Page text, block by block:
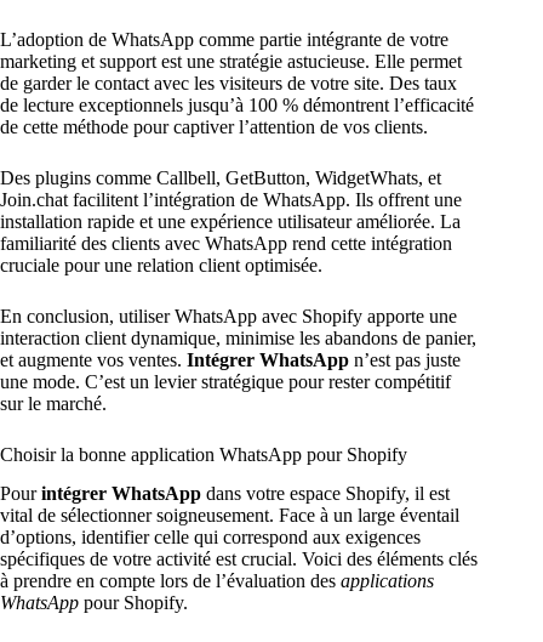
L’adoption de WhatsApp comme partie intégrante de votre
marketing et support est une stratégie astucieuse. Elle permet
de garder le contact avec les visiteurs de votre site. Des taux
de lecture exceptionnels jusqu’à 100 % démontrent l’efficacité
de cette méthode pour captiver l’attention de vos clients.
Des plugins comme Callbell, GetButton, WidgetWhats, et
Join.chat facilitent l’intégration de WhatsApp. Ils offrent une
installation rapide et une expérience utilisateur améliorée. La
familiarité des clients avec WhatsApp rend cette intégration
cruciale pour une relation client optimisée.
En conclusion, utiliser WhatsApp avec Shopify apporte une
interaction client dynamique, minimise les abandons de panier,
et augmente vos ventes. Intégrer WhatsApp n’est pas juste
une mode. C’est un levier stratégique pour rester compétitif
sur le marché.
Choisir la bonne application WhatsApp pour Shopify
Pourintégrer WhatsApp dans votre espace Shopify, il est
vital de sélectionner soigneusement. Face à un large éventail
d’options, identifier celle qui correspond aux exigences
spécifiques de votre activité est crucial. Voici des éléments clés
à prendre en compte lors de l’évaluation des applications
WhatsApp pour Shopify.